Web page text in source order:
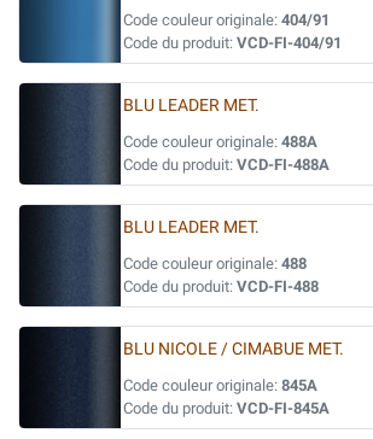
Code couleur originale: 404/91
Code du produit: VCD-FI-404/91
BLU LEADER MET.
Code couleur originale: 488A
Code du produit: VCD-FI-488A
BLU LEADER MET.
Code couleur originale: 488
Code du produit: VCD-FI-488
BLU NICOLE / CIMABUE MET.
Code couleur originale: 845A
Code du produit: VCD-FI-845A